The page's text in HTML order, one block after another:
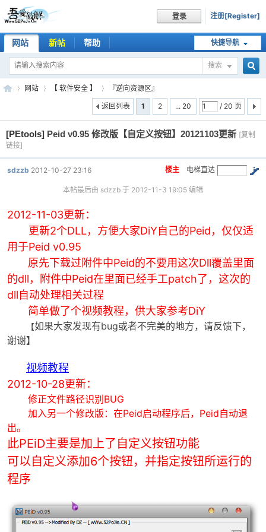
登录 注册[Register]
快捷导航
网站 新帖 帮助
搜索
索
吾 »
网站
›
【 软件安全 】
›
『逆向资源区』
1
2 ... 20 / 20 页
返回列表
[PEtools] Peid v0.95 修改版【自定义按钮】20121103更新 [复制
链接]
电梯直达
楼主
sdzzb 2012-10-27 23:16
本帖最后由 sdzzb 于 2012-11-3 19:05 编辑
2012-11-03更新：
更新2个DLL，方便大家DiY自己的Peid，仅仅适
用于Peid v0.95
原先下载过附件中Peid的不要用这次Dll覆盖里面
的dll，附件中Peid在里面已经手工patch了， 这次的
dll自动处理相关过程
简单做了个视频教程，供大家参考DiY
【如果大家发现有bug或者不完美的地方，请反馈下，
谢谢】
视频教程
2012-10-28更新：
修正文件路径识别BUG
加入另一个修改版：在Peid启动程序后，Peid自动退
出。
此PEiD主要是加上了自定义按钮功能
可以自定义添加6个按钮，并指定按钮所运行的
程序